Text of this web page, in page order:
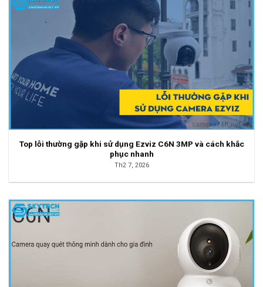
Top lỗi thường gặp khi sử dụng Ezviz C6N 3MP và cách khắc
phục nhanh
Th2 7, 2026